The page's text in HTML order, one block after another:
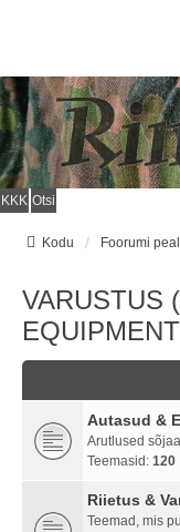
KKK Otsi
Kodu Foorumi
VARUSTUS
Autasud &
Arutlused
Teemasid: 120
Riietus &
Teemad, mis